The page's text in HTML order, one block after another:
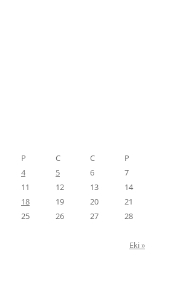
P C C
P
4 5 6
7
11 12 13
14
18 19 20
21
25 26 27
28
Eki »